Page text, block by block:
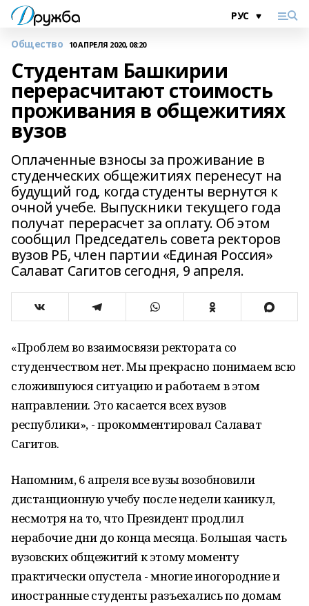
Общество 10 АПРЕЛЯ 2020, 08:20
Студентам Башкирии
перерасчитают стоимость
проживания в общежитиях
вузов
Оплаченные взносы за проживание в
студенческих общежитиях перенесут на
будущий год, когда студенты вернутся к
очной учебе. Выпускники текущего года
получат перерасчет за оплату. Об этом
сообщил Председатель совета ректоров
вузов РБ, член партии «Единая Россия»
Салават Сагитов сегодня, 9 апреля.
«Проблем во взаимосвязи ректората со
студенчеством нет. Мы прекрасно понимаем всю
сложившуюся ситуацию и работаем в этом
направлении. Это касается всех вузов
республики», - прокомментировал Салават
Сагитов.
Напомним, 6 апреля все вузы возобновили
дистанционную учебу после недели каникул,
несмотря на то, что Президент продлил
нерабочие дни до конца месяца. Большая часть
вузовских общежитий к этому моменту
практически опустела - многие иногородние и
иностранные студенты разъехались по домам